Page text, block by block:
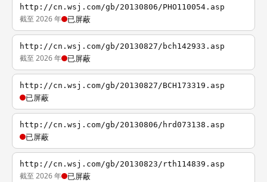
http://cn.wsj.com/gb/20130806/PHO110054.asp
截至 2026 年 已屏蔽
http://cn.wsj.com/gb/20130827/bch142933.asp
截至 2026 年 已屏蔽
http://cn.wsj.com/gb/20130827/BCH173319.asp
已屏蔽
http://cn.wsj.com/gb/20130806/hrd073138.asp
已屏蔽
http://cn.wsj.com/gb/20130823/rth114839.asp
截至 2026 年 已屏蔽